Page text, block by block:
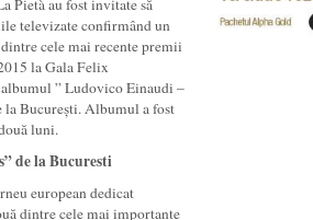
Pietà au fost invitate să
televizate confirmând un
cele mai recente premii
la Gala Felix
” Ludovico Einaudi –
la București. Albumul a fost
luni.
de la Bucuresti
european dedicat
dintre cele mai importante